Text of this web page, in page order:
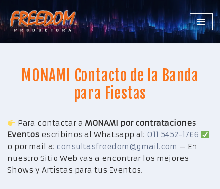
Saltar
MONAMI Contacto de la Banda
para Fiestas
Para contactar a MONAMI por contrataciones
Eventos escribinos al Whatsapp al: 011 5452-1766
o por mail a: consultasfreedom@gmail.com – En
nuestro Sitio Web vas a encontrar los mejores
Shows y Artistas para tus Eventos.